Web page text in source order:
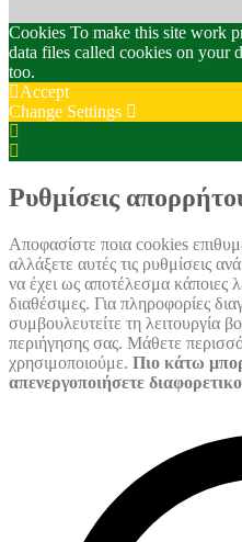
Cookies To make this site work
data files called cookies on your
too.
Accept
Change Settings
Settings
Ρυθμίσεις
Αποφασίστε ποια cookies
αλλάξετε αυτές τις ρυθμίσεις
να έχει ως αποτέλεσμα κάποιες
διαθέσιμες. Για πληροφορίες
συμβουλευτείτε τη λειτουργία
περιήγησης σας. Μάθετε
χρησιμοποιούμε. Πιο κάτω
απενεργοποιήσετε